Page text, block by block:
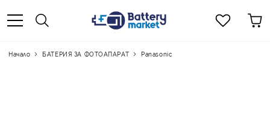
Начало БАТЕРИЯ ЗА ФОТОАПАРАТ Panasonic